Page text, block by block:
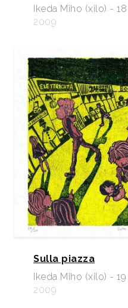
Ikeda Miho (xilo) - 18
2009
Sulla piazza
Ikeda Miho (xilo) - 19
2009